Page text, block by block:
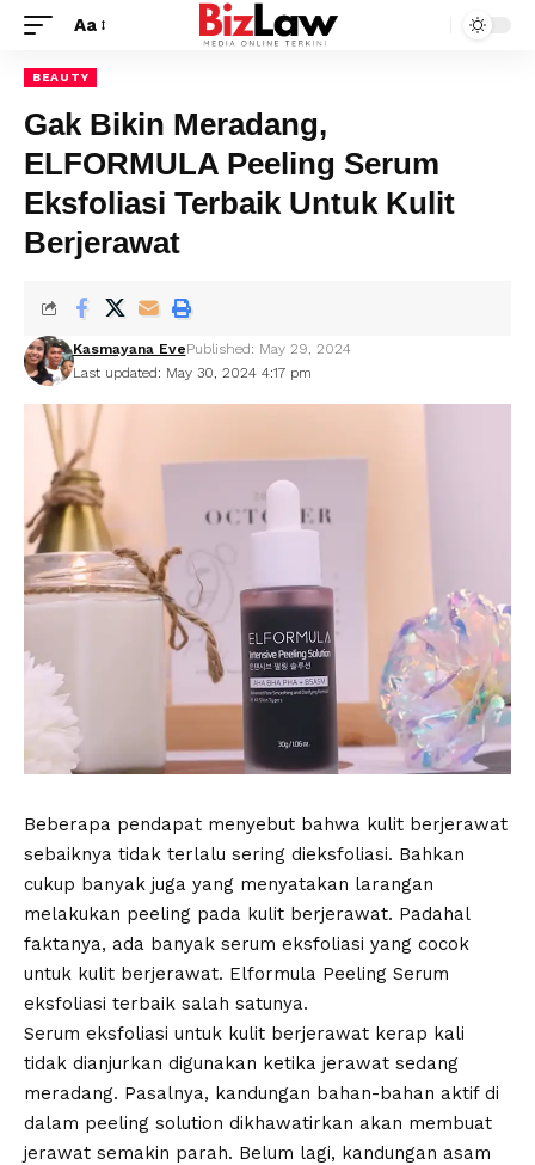
Aa
BEAUTY
Gak Bikin Meradang,
ELFORMULA Peeling Serum
Eksfoliasi Terbaik Untuk Kulit
Berjerawat
Last updated: May 30, 2024 4:17 pm
Kasmayana EvePublished: May 29, 2024
Beberapa pendapat menyebut bahwa kulit berjerawat
sebaiknya tidak terlalu sering dieksfoliasi. Bahkan
cukup banyak juga yang menyatakan larangan
melakukan peeling pada kulit berjerawat. Padahal
faktanya, ada banyak serum eksfoliasi yang cocok
untuk kulit berjerawat. Elformula Peeling Serum
eksfoliasi terbaik salah satunya.
Serum eksfoliasi untuk kulit berjerawat kerap kali
tidak dianjurkan digunakan ketika jerawat sedang
meradang. Pasalnya, kandungan bahan-bahan aktif di
dalam peeling solution dikhawatirkan akan membuat
jerawat semakin parah. Belum lagi, kandungan asam